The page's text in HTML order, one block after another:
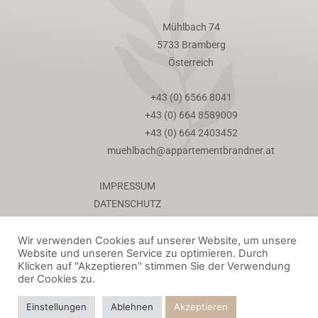
Mühlbach 74
5733 Bramberg
Österreich
+43 (0) 6566 8041
+43 (0) 664 8589009
+43 (0) 664 2403452
muehlbach@appartementbrandner.at
IMPRESSUM
DATENSCHUTZ
AGB
POWERED BY DESIGNSTUDIO23
Wir verwenden Cookies auf unserer Website, um unsere
Website und unseren Service zu optimieren. Durch
Klicken auf "Akzeptieren" stimmen Sie der Verwendung
der Cookies zu.
Einstellungen Ablehnen Akzeptieren